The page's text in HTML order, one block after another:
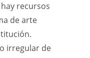
recursos
de arte
irregular de